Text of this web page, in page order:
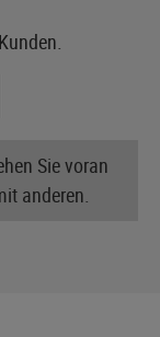
Sie voran
anderen.